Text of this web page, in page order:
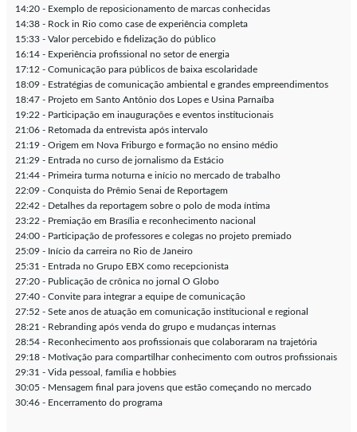
14:20 - Exemplo de reposicionamento de marcas conhecidas
14:38 - Rock in Rio como case de experiência completa
15:33 - Valor percebido e fidelização do público
16:14 - Experiência profissional no setor de energia
17:12 - Comunicação para públicos de baixa escolaridade
18:09 - Estratégias de comunicação ambiental e grandes empreendimentos
18:47 - Projeto em Santo Antônio dos Lopes e Usina Parnaíba
19:22 - Participação em inaugurações e eventos institucionais
21:06 - Retomada da entrevista após intervalo
21:19 - Origem em Nova Friburgo e formação no ensino médio
21:29 - Entrada no curso de jornalismo da Estácio
21:44 - Primeira turma noturna e início no mercado de trabalho
22:09 - Conquista do Prêmio Senai de Reportagem
22:42 - Detalhes da reportagem sobre o polo de moda íntima
23:22 - Premiação em Brasília e reconhecimento nacional
24:00 - Participação de professores e colegas no projeto premiado
25:09 - Início da carreira no Rio de Janeiro
25:31 - Entrada no Grupo EBX como recepcionista
27:20 - Publicação de crônica no jornal O Globo
27:40 - Convite para integrar a equipe de comunicação
27:52 - Sete anos de atuação em comunicação institucional e regional
28:21 - Rebranding após venda do grupo e mudanças internas
28:54 - Reconhecimento aos profissionais que colaboraram na trajetória
29:18 - Motivação para compartilhar conhecimento com outros profissionais
29:31 - Vida pessoal, família e hobbies
30:05 - Mensagem final para jovens que estão começando no mercado
30:46 - Encerramento do programa